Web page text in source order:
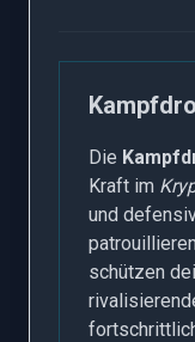
Die
Kraft im
und
schützen